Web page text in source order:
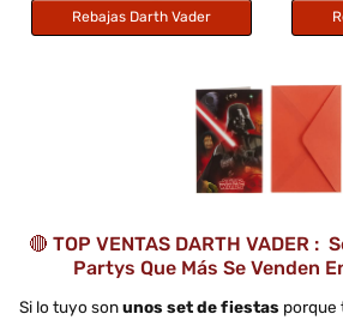
Rebajas Darth Vader
🔴 TOP VENTAS DARTH VADER :
Partys Que Más Se Venden
Si lo tuyo sonunos set de fiestas porque